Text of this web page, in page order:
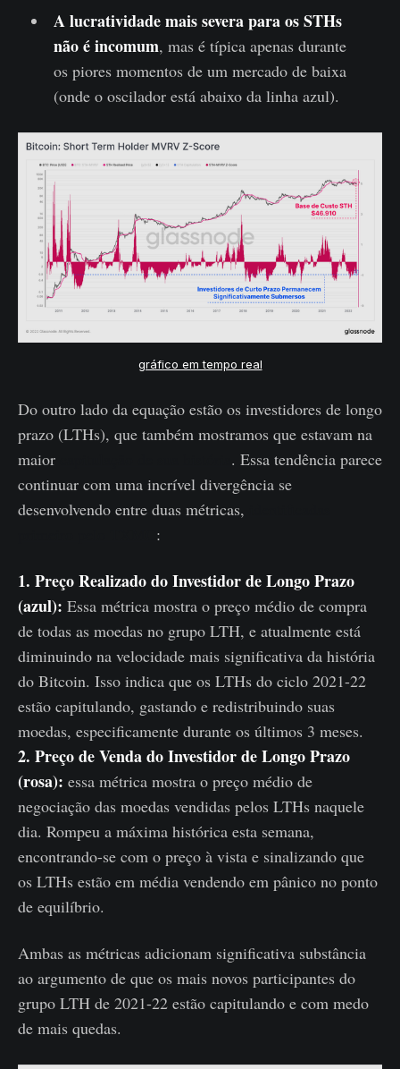
A lucratividade mais severa para os STHs
não é incomum, mas é típica apenas durante
os piores momentos de um mercado de baixa
(onde o oscilador está abaixo da linha azul).
gráfico em tempo real
Do outro lado da equação estão os investidores de longo
prazo (LTHs), que também mostramos que estavam na
maior
. Essa tendência parece
continuar com uma incrível divergência se
desenvolvendo entre duas métricas,
:
1. Preço Realizado do Investidor de Longo Prazo
(azul): Essa métrica mostra o preço médio de compra
de todas as moedas no grupo LTH, e atualmente está
diminuindo na velocidade mais significativa da história
do Bitcoin. Isso indica que os LTHs do ciclo 2021-22
estão capitulando, gastando e redistribuindo suas
moedas, especificamente durante os últimos 3 meses.
2. Preço de Venda do Investidor de Longo Prazo
(rosa): essa métrica mostra o preço médio de
negociação das moedas vendidas pelos LTHs naquele
dia. Rompeu a máxima histórica esta semana,
encontrando-se com o preço à vista e sinalizando que
os LTHs estão em média vendendo em pânico no ponto
de equilíbrio.
Ambas as métricas adicionam significativa substância
ao argumento de que os mais novos participantes do
grupo LTH de 2021-22 estão capitulando e com medo
de mais quedas.